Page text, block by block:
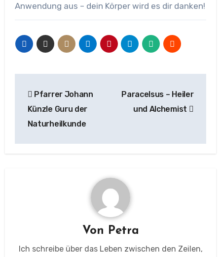
Anwendung aus – dein Körper wird es dir danken!
Pfarrer Johann
Künzle Guru der
Naturheilkunde
Paracelsus – Heiler
und Alchemist
Von Petra
Ich schreibe über das Leben zwischen den Zeilen,